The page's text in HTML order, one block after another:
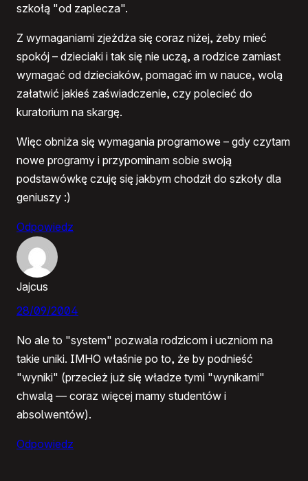
szkołą "od zaplecza".
Z wymaganiami zjeżdża się coraz niżej, żeby mieć
spokój – dzieciaki i tak się nie uczą, a rodzice zamiast
wymagać od dzieciaków, pomagać im w nauce, wolą
załatwić jakieś zaświadczenie, czy polecieć do
kuratorium na skargę.
Więc obniża się wymagania programowe – gdy czytam
nowe programy i przypominam sobie swoją
podstawówkę czuję się jakbym chodził do szkoły dla
geniuszy :)
Odpowiedz
Jajcus
28/09/2004
No ale to "system" pozwala rodzicom i uczniom na
takie uniki. IMHO właśnie po to, że by podnieść
"wyniki" (przecież już się władze tymi "wynikami"
chwalą — coraz więcej mamy studentów i
absolwentów).
Odpowiedz